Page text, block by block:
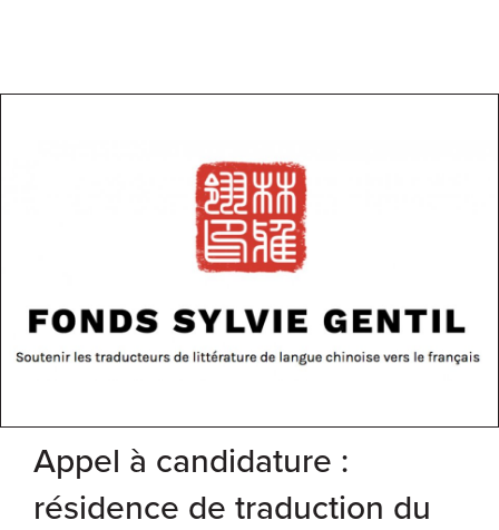
Appel à candidature :
résidence de traduction du